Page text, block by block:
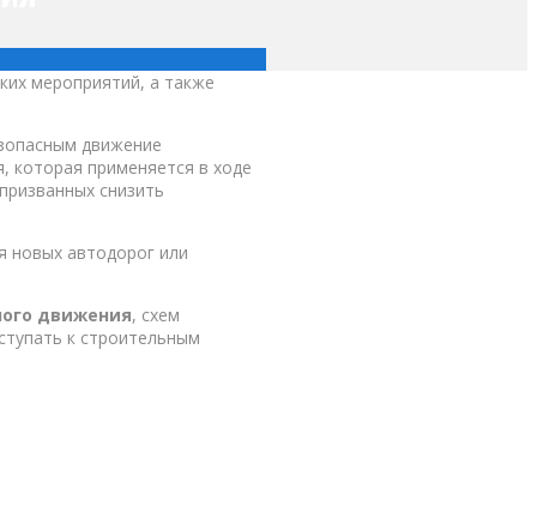
мероприятий, а также
движение
применяется в ходе
снизить
новых автодорог или
движения, схем
к строительным